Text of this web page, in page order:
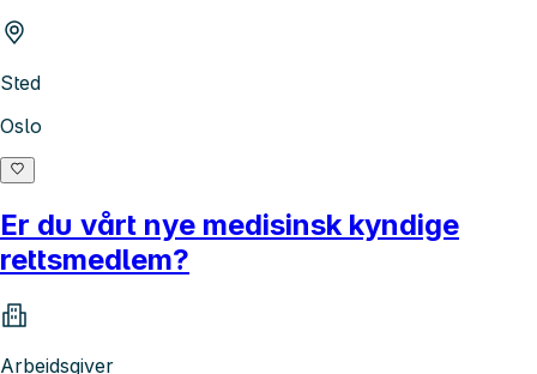
Sted
Oslo
Er du vårt nye medisinsk kyndige
rettsmedlem?
Arbeidsgiver